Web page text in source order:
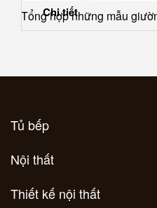
Tổng hợp những mẫu
Chi tiết
Tủ bếp
Nội thất
Thiết kế nội thất